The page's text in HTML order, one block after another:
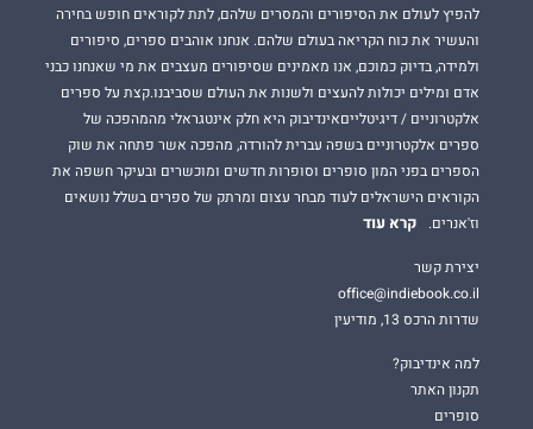
להפיץ לעולם את הסיפורים והמסרים שלהם, לתת לקוראים חופש בחירה
והעשיר את כוח הקריאה בעולם שלהם. אנחנו אוהבים ספרים, סיפורים
ולמידה, בדיוק כמוכם, אנו מאמינים שסיפורים מעצבים את מי שאנחנו כבני
אדם ומילים יכולות להעצים ולשנות את העולם שסביבנו.קצת על ספרים
אלקטרוניים / דיגיטלייםאינדיבוק היא חלק אינטגראלי מהמהפכה של
ספרים אלקטרוניים בשפה עברית להורדה, מהפכה אשר פתחה את שוק
הספרים בפני המון סופרים וסופרות חדשים ומוכשרים ובעיקר חשפה את
הקוראים הישראלים לעוד מבחר עצום ומרתק של ספרים בשלל נושאים
וז'אנרים.
קרא עוד
יצירת קשר
office@indiebook.co.il
שדרות הרכס 13, מודיעין
למה אינדיבוק?
תקנון האתר
סופרים